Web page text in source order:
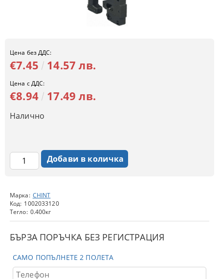
Марка: CHINT
Код: 1002033120
Тегло: 0.400кг
БЪРЗА ПОРЪЧКА БЕЗ РЕГИСТРАЦИЯ
САМО ПОПЪЛНЕТЕ 2 ПОЛЕТА
Цена без ДДС:
€7.45 14.57 лв.
Цена с ДДС:
€8.94 17.49 лв.
Налично